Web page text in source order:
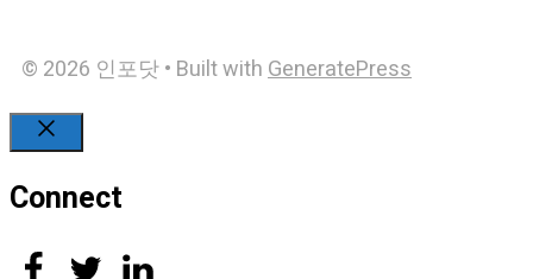
© 2026 인포닷• Built withGeneratePress
Connect